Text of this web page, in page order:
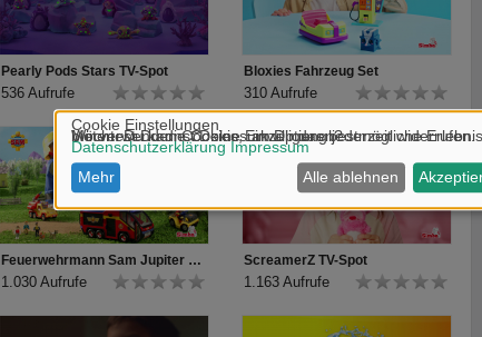
Pearly Pods Stars TV-Spot
536 Aufrufe
Bloxies Fahrzeug Set
310 Aufrufe
Feuerwehrmann Sam Jupiter TV-Spot
1.030 Aufrufe
ScreamerZ TV-Spot
1.163 Aufrufe